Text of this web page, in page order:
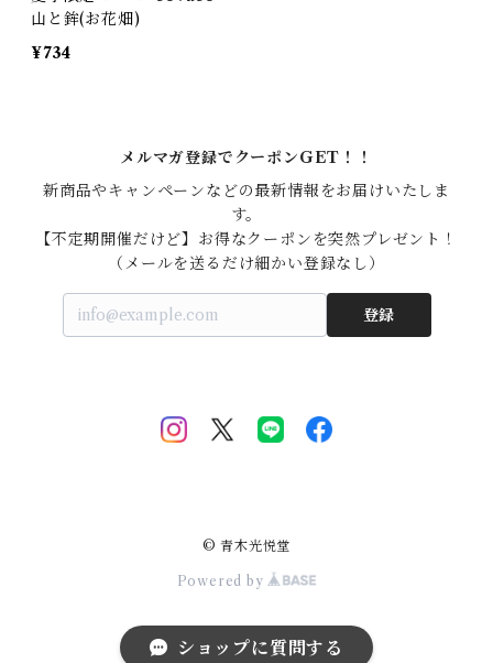
山と鉾(お花畑)
¥734
メルマガ登録でクーポンGET！！
新商品やキャンペーンなどの最新情報をお届けいたしま
す。
【不定期開催だけど】お得なクーポンを突然プレゼント！
（メールを送るだけ細かい登録なし）
登録
© 青木光悦堂
Powered by
ショップに質問する